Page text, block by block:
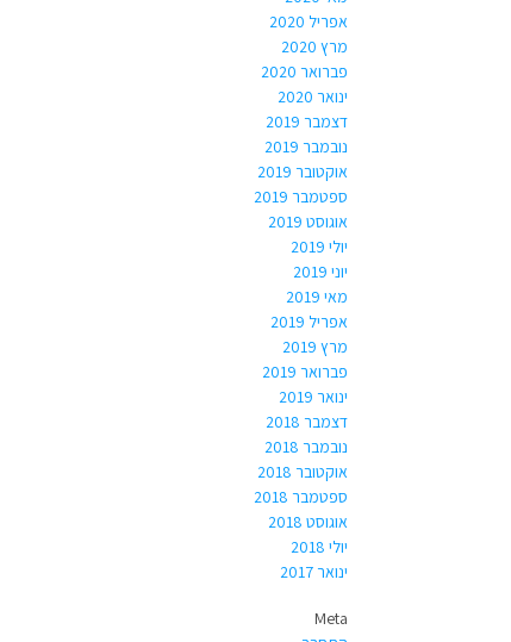
אפריל 2020
מרץ 2020
פברואר 2020
ינואר 2020
דצמבר 2019
נובמבר 2019
אוקטובר 2019
ספטמבר 2019
אוגוסט 2019
יולי 2019
יוני 2019
מאי 2019
אפריל 2019
מרץ 2019
פברואר 2019
ינואר 2019
דצמבר 2018
נובמבר 2018
אוקטובר 2018
ספטמבר 2018
אוגוסט 2018
יולי 2018
ינואר 2017
Meta